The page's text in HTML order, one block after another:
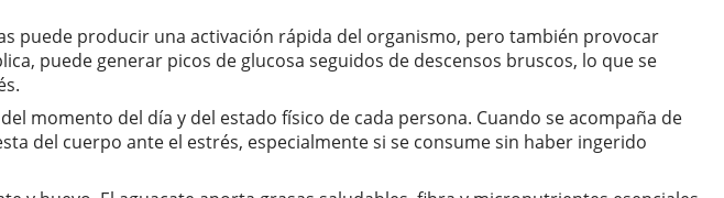
puede producir una activación rápida del organismo, pero también provocar
puede generar picos de glucosa seguidos de descensos bruscos, lo que se
momento del día y del estado físico de cada persona. Cuando se acompaña de
del cuerpo ante el estrés, especialmente si se consume sin haber ingerido